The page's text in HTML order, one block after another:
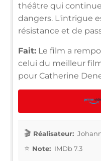
théâtre qui
dangers. L'intrigue
résistance et de
Fait: Le film a
celui du meilleur
pour Catherine
Réalisateur:
Note: IMDb 7.3